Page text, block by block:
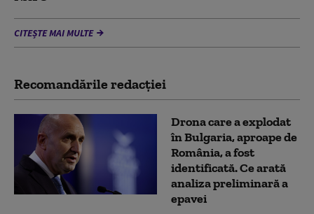
CITEȘTE MAI MULTE
Recomandările redacţiei
Drona care a explodat
în Bulgaria, aproape de
România, a fost
identificată. Ce arată
analiza preliminară a
epavei